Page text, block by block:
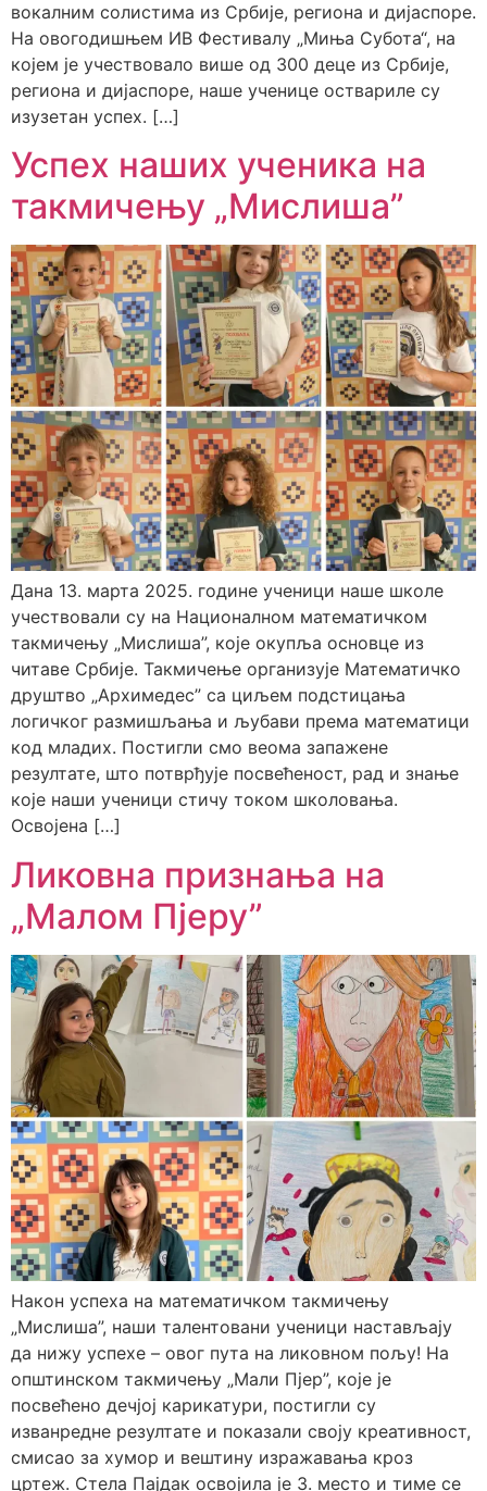
вокалним солистима из Србије, региона и дијаспоре.
На овогодишњем ИВ Фестивалу „Миња Субота“, на
којем је учествовало више од 300 деце из Србије,
региона и дијаспоре, наше ученице оствариле су
изузетан успех. […]
Успех наших ученика на
такмичењу „Мислиша”
Дана 13. марта 2025. године ученици наше школе
учествовали су на Националном математичком
такмичењу „Мислиша”, које окупља основце из
читаве Србије. Такмичење организује Математичко
друштво „Архимедес” са циљем подстицања
логичког размишљања и љубави према математици
код младих. Постигли смо веома запажене
резултате, што потврђује посвећеност, рад и знање
које наши ученици стичу током школовања.
Освојена […]
Ликовна признања на
„Малом Пјеру”
Након успеха на математичком такмичењу
„Мислиша”, наши талентовани ученици настављају
да нижу успехе – овог пута на ликовном пољу! На
општинском такмичењу „Мали Пјер”, које је
посвећено дечјој карикатури, постигли су
изванредне резултате и показали своју креативност,
смисао за хумор и вештину изражавања кроз
цртеж. Стела Пајдак освојила је 3. место и тиме се